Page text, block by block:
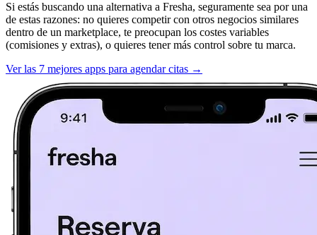
Si estás buscando una alternativa a Fresha, seguramente sea por una
de estas razones: no quieres competir con otros negocios similares
dentro de un marketplace, te preocupan los costes variables
(comisiones y extras), o quieres tener más control sobre tu marca.
Ver las 7 mejores apps para agendar citas →